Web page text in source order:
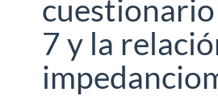
7 y la